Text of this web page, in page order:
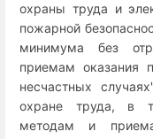
охраны труда и
пожарной
минимума без
приемам оказания
несчастных
охране труда, в
методам и